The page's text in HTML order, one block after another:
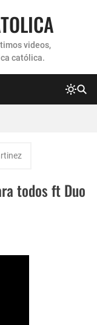
videos,
católica.
todos ft Duo